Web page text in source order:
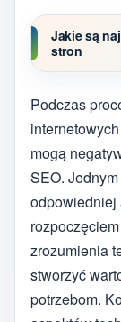
Jakie są
stron
Podczas
mogą
SEO.
odpowiedniej
zrozumienia
stworzyć
potrzebom.